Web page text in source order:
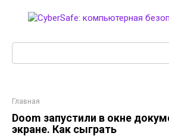
Главная
Doom запустили в окне
экране. Как сыграть